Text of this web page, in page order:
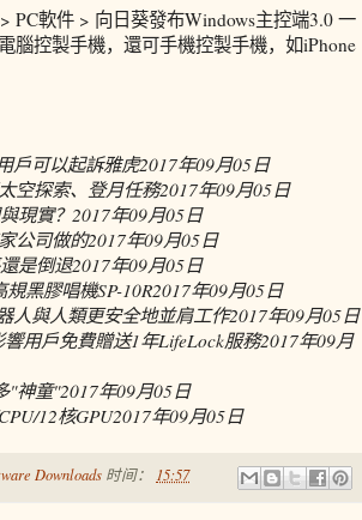
PC軟件 > 向日葵發布Windows主控端3.0 一
腦控製手機，還可手機控製手機，如iPhone
戶可以起訴雅虎2017年09月05日
空探索、登月任務2017年09月05日
現實？ 2017年09月05日
公司做的2017年09月05日
是倒退2017年09月05日
黑膠唱機SP-10R2017年09月05日
人與人類更安全地並肩工作2017年09月05日
用戶免費贈送1年LifeLock服務2017年09月
"神童"2017年09月05日
12核GPU2017年09月05日
Downloads 时间： 15:57